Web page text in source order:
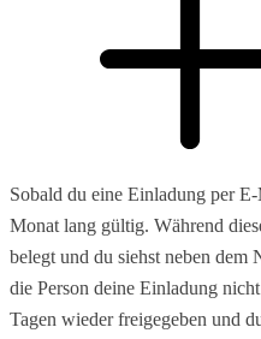
Sobald du eine Einladung per
Monat lang gültig. Während
belegt und du siehst neben
die Person deine Einladung
Tagen wieder freigegeben und